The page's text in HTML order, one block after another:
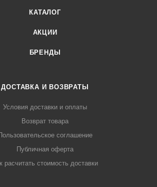
КАТАЛОГ
АКЦИИ
БРЕНДЫ
ДОСТАВКА И ВОЗВРАТЫ
Условия доставки и оплаты
Возврат товара
соглашение
Публичная оферта
расчитать стоимость доставки